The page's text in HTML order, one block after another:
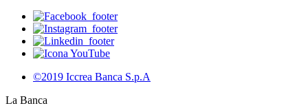
©2019 Iccrea Banca S.p.A
La Banca